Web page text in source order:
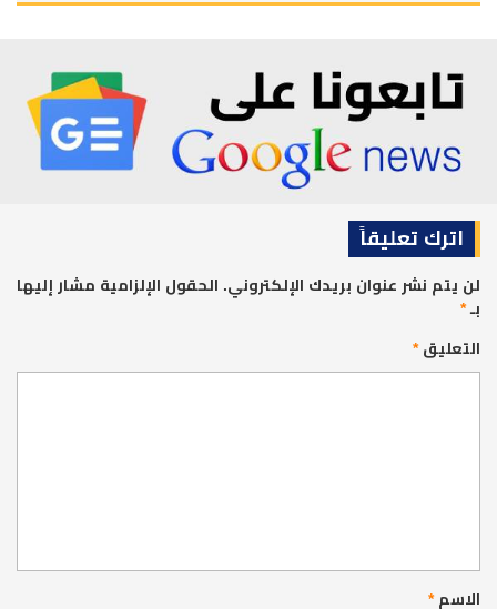
اترك تعليقاً
لن يتم نشر عنوان بريدك الإلكتروني. الحقول الإلزامية مشار إليها
بـ*
التعليق*
الاسم*